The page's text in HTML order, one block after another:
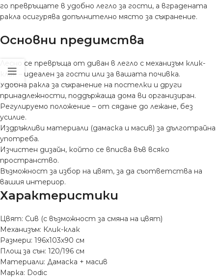
го превръщате в удобно легло за гости, а вградената
ракла осигурява допълнително място за съхранение.
Основни предимства
Лесно се превръща от диван в легло с механизъм клик-
клак – идеален за гости или за вашата почивка.
Удобна ракла за съхранение на постелки и други
принадлежности, поддържаща дома ви организиран.
Регулируемо положение – от сядане до лежане, без
усилие.
Издръжливи материали (дамаска и масив) за дълготрайна
употреба.
Изчистен дизайн, който се вписва във всяко
пространство.
Възможност за избор на цвят, за да съответства на
вашия интериор.
Характеристики
Цвят: Сив (с възможност за смяна на цвят)
Механизъм: Клик-клак
Размери: 196x103x90 см
Площ за сън: 120/196 см
Материали: Дамаска + масив
Марка: Dodic